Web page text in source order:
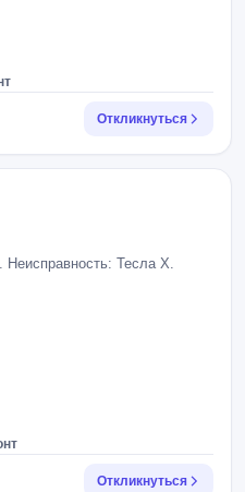
Откликнуться
Неисправность: Тесла Х.
Откликнуться